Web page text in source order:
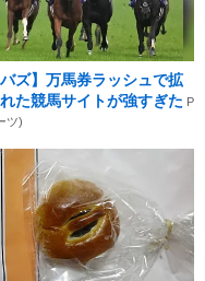
バズ】万馬券ラッシュで拡
た競馬サイトが強すぎた P
ツ)